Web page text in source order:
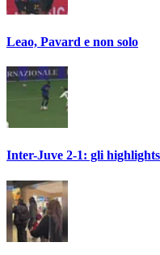
Leao, Pavard e non solo
Inter-Juve 2-1: gli